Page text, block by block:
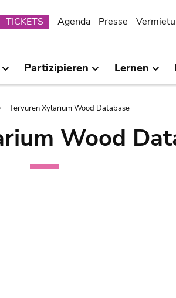
Submenu
TICKETS Agenda Presse
Partizipieren Lernen
Tervuren Xylarium Wood Database
Wood